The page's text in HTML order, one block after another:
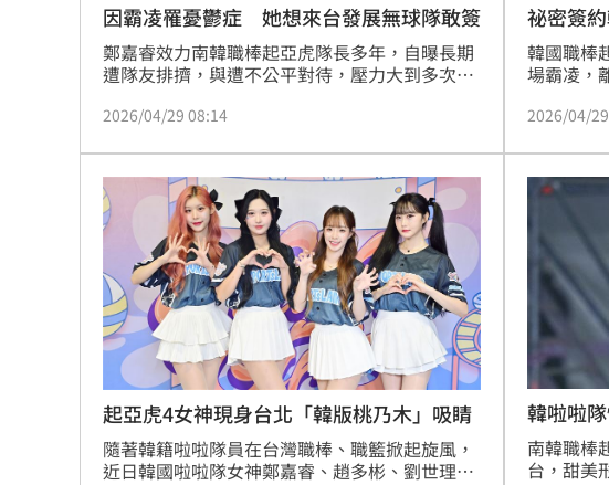
「拍片人的多重宇宙」職涯論壇9/12登場！ 10:30
8國球員齊聚高雄 Formosa 7s掀足球熱潮 10:00
理想混蛋號召粉絲跨海追星吃美食！
因霸凌罹憂鬱症 她想來台發展無球隊敢簽
鄭嘉睿效力南韓職棒起亞虎隊長多年，自曝長期
遭隊友排擠，與遭不公平對待，壓力大到多次躲
而退團後的她，立刻有經紀公司找上門，讓她決
的新生活。
2026/04/29 08:14
祕密簽
韓國職棒
場霸凌，
在輿論壓
場見到她
2026/04/
起亞虎4女神現身台北「韓版桃乃木」吸睛
隨著韓籍啦啦隊員在台灣職棒、職籃掀起旋風，
近日韓國啦啦隊女神鄭嘉睿、趙多彬、劉世理、
韓啦啦
南韓職棒
台，甜美